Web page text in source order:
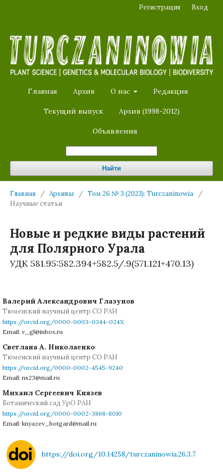
Главная Архив О нас Редакция
Текущий выпуск Архив (1998-2012)
Объявления
Найти
Регистрация Вход
Главная / Архивы / Том 26 № 3 (2023): Turczaninowia
/
Научные статьи
Новые и редкие виды растений
для Полярного Урала
УДК 581.95:582.394+582.5/.9(571.121+470.13)
Валерий Александрович Глазунов
Тюменский научный центр СО РАН
https://orcid.org/0000-0003-0344-024X
Email: v_gl@inbox.ru
Светлана А. Николаенко
Тюменский научный центр СО РАН
https://orcid.org/0000-0002-4545-9240
Email: ns23@mail.ru
Михаил Сергеевич Князев
Ботанический сад УрО РАН
https://orcid.org/0000-0002-3868-8010
Email: knyazev_botgard@mail.ru
https://doi.org/10.14258/turczaninowia.26.3.7